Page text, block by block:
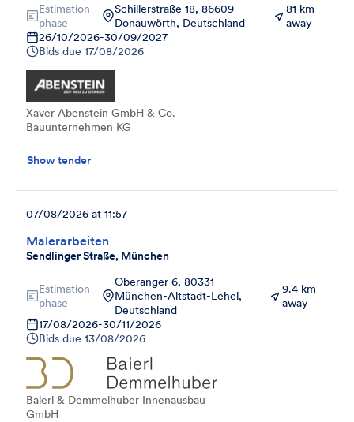
Estimation
phase
Schillerstraße 18, 86609
Donauwörth, Deutschland
81 km
away
26/10/2026-30/09/2027
Bids due 17/08/2026
Xaver Abenstein GmbH & Co.
Bauunternehmen KG
Show tender
Malerarbeiten
Sendlinger Straße, München
07/08/2026 at 11:57
Estimation
phase
Oberanger 6, 80331
München-Altstadt-Lehel,
Deutschland
9.4 km
away
17/08/2026-30/11/2026
Bids due 13/08/2026
Baierl & Demmelhuber Innenausbau
GmbH